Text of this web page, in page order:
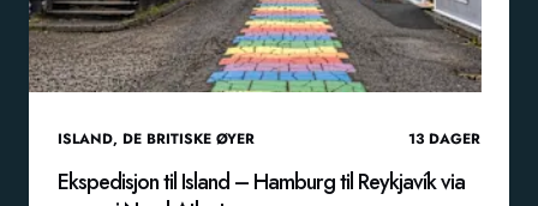
ISLAND, DE BRITISKE ØYER 13 DAGER
Ekspedisjon til Island – Hamburg til Reykjavík via